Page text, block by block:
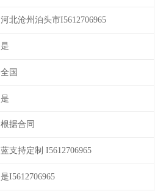
河北沧州泊头市I5612706965
是
全国
是
根据合同
蓝支持定制 I5612706965
是I5612706965